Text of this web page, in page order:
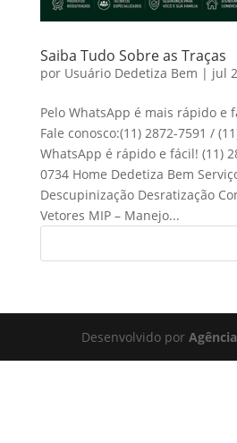
Saiba Tudo Sobre as Traças
por Usuário Dedetiza Bem | jul
Pelo WhatsApp é mais rápido e
Fale conosco:(11) 2872-7591 /
WhatsApp é rápido e fácil! (11)
0734 Home Dedetiza Bem
Descupinização Desratização
Vetores MIP – Manejo...
Desenvolvido por